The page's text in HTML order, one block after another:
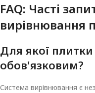
FAQ: Часті
вирівнювання
Для якої
обов'язковим?
Система вирівнювання є